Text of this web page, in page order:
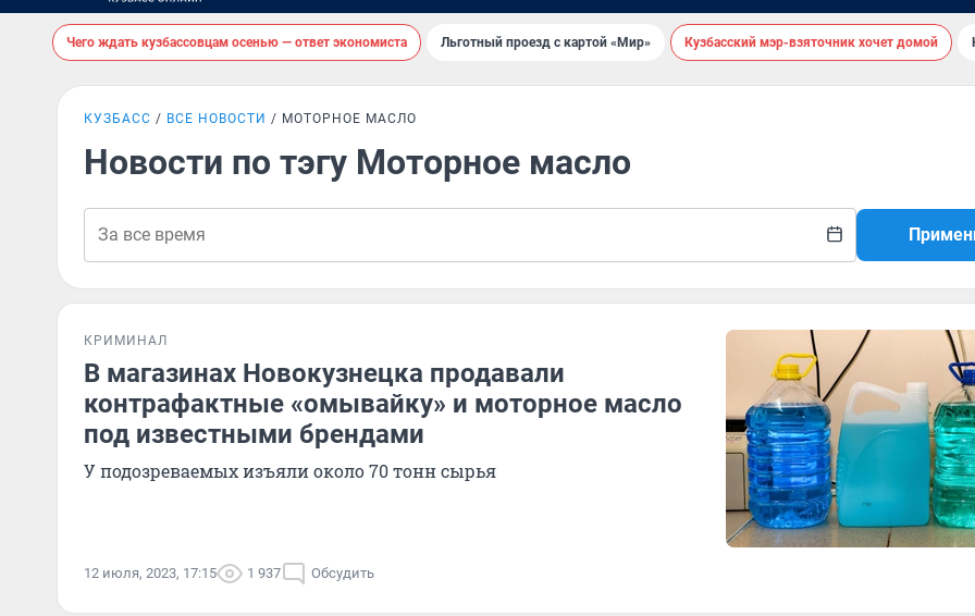
Чего ждать кузбассовцам осенью — ответ экономиста Льготный проезд с картой «Мир» Кузбасский мэр-взяточник хочет домой
КУЗБАСС ВСЕ НОВОСТИ МОТОРНОЕ МАСЛО
Новости по тэгу Моторное масло
КРИМИНАЛ
В магазинах Новокузнецка продавали
контрафактные «омывайку» и моторное масло
под известными брендами
У подозреваемых изъяли около 70 тонн сырья
12 июля, 2023, 17:15 1 937 Обсудить